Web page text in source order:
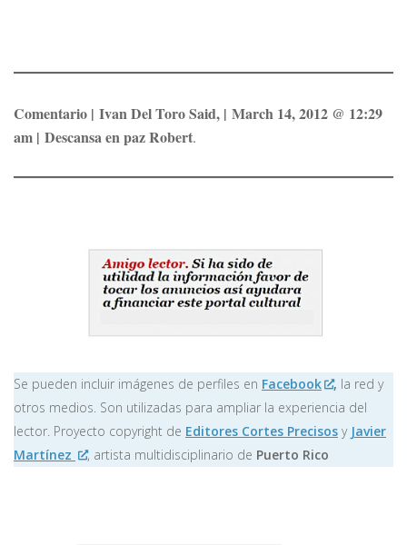
Comentario | Ivan Del Toro Said, | March 14, 2012 @ 12:29
am | Descansa en paz Robert.
Se pueden incluir imágenes de perfiles en Facebook , la red y
otros medios. Son utilizadas para ampliar la experiencia del
lector. Proyecto copyright de Editores Cortes Precisos y Javier
Martínez
, artista multidisciplinario de Puerto Rico